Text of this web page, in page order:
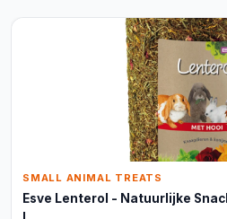
SMALL ANIMAL TREATS
Esve Lenterol - Natuurlijke